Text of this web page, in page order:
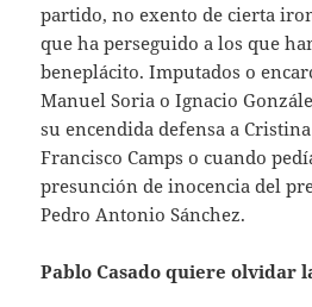
partido, no exento de cierta
que ha perseguido a los que
beneplácito. Imputados o
Manuel Soria o Ignacio
su encendida defensa a
Francisco Camps o cuando
presunción de inocencia del
Pedro Antonio Sánchez.
Pablo Casado quiere olvidar